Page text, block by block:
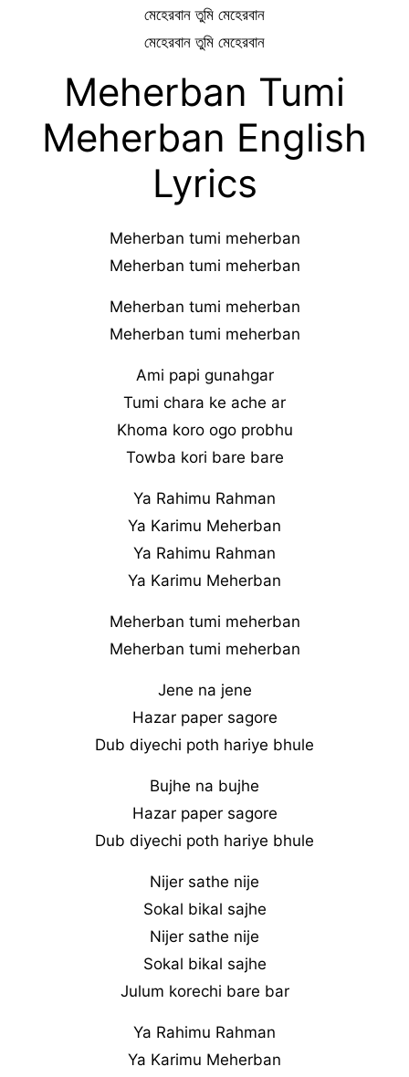
মেহেরবান তুমি মেহেরবান
মেহেরবান তুমি মেহেরবান
Meherban Tumi
Meherban English
Lyrics
Meherban tumi meherban
Meherban tumi meherban
Meherban tumi meherban
Meherban tumi meherban
Ami papi gunahgar
Tumi chara ke ache ar
Khoma koro ogo probhu
Towba kori bare bare
Ya Rahimu Rahman
Ya Karimu Meherban
Ya Rahimu Rahman
Ya Karimu Meherban
Meherban tumi meherban
Meherban tumi meherban
Jene na jene
Hazar paper sagore
Dub diyechi poth hariye bhule
Bujhe na bujhe
Hazar paper sagore
Dub diyechi poth hariye bhule
Nijer sathe nije
Sokal bikal sajhe
Nijer sathe nije
Sokal bikal sajhe
Julum korechi bare bar
Ya Rahimu Rahman
Ya Karimu Meherban